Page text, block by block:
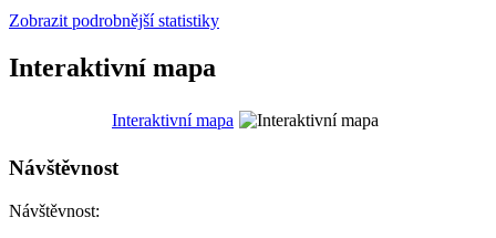
Zobrazit podrobnější statistiky
Interaktivní mapa
Interaktivní mapa
Návštěvnost
Návštěvnost: